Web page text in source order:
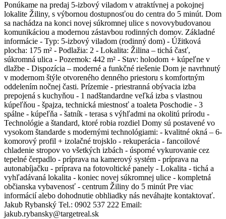
Ponúkame na predaj 5-izbový viladom v atraktívnej a pokojnej
lokalite Žiliny, s výbornou dostupnosťou do centra do 5 minút. Dom
sa nachádza na konci novej súkromnej ulice s novovybudovanou
komunikáciou a modernou zástavbou rodinných domov. Základné
informácie - Typ: 5-izbový viladom (rodinný dom) - Úžitková
plocha: 175 m² - Podlažia: 2 - Lokalita: Žilina – tichá časť,
súkromná ulica - Pozemok: 442 m² - Stav: holodom + kúpeľne v
dlažbe - Dispozícia – moderné a funkčné riešenie Dom je navrhnutý
v modernom štýle otvoreného denného priestoru s komfortným
oddelením nočnej časti. Prízemie - priestranná obývacia izba
prepojená s kuchyňou - 1 nadštandardne veľká izba s vlastnou
kúpeľňou - špajza, technická miestnosť a toaleta Poschodie - 3
spálne - kúpeľňa - šatník - terasa s výhľadmi na okolitú prírodu -
Technológie a štandard, ktoré robia rozdiel Domy sú postavené vo
vysokom štandarde s modernými technológiami: - kvalitné okná – 6-
komorový profil + izolačné trojsklo - rekuperácia - fancoilové
chladenie stropov vo všetkých izbách - úsporné vykurovanie cez
tepelné čerpadlo - príprava na kamerový systém - príprava na
autonabíjačku - príprava na fotovoltické panely - Lokalita - tichá a
vyhľadávaná lokalita - koniec novej súkromnej ulice - kompletná
občianska vybavenosť - centrum Žiliny do 5 minút Pre viac
informácií alebo dohodnutie obhliadky nás neváhajte kontaktovať.
Jakub Rybanský Tel.: 0902 537 222 Email:
jakub.rybansky@targetreal.sk